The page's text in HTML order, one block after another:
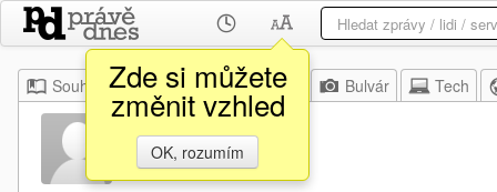
Zde si můžete
změnit vzhled
OK, rozumím
Souhrn Moje Z domova Bulvár Tech
Jamie Lynn